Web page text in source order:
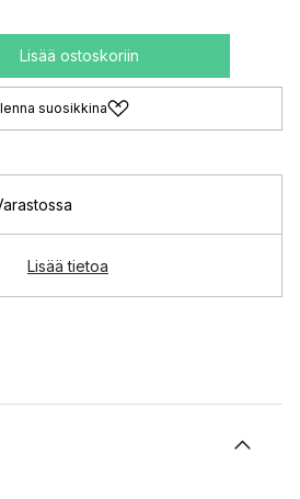
Lisää ostoskoriin
suosikkina
Lisää tietoa